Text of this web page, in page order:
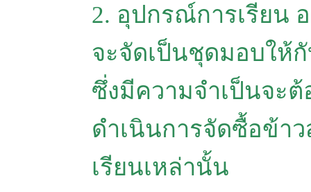
2. อุปกรณ์การเรียน
จะจัดเป็นชุดมอบให้
ซึ่งมีความจำเป็นจะ
ดำเนินการจัดซื้อข้า
เรียนเหล่านั้น